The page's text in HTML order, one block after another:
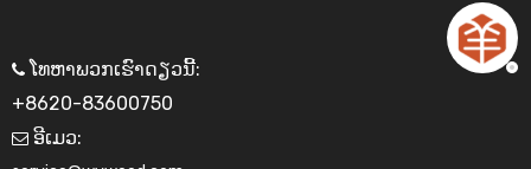
 ໂທຫາພວກເຮົາດຽວນີ້:
+8620-83600750
 ອີເມວ: